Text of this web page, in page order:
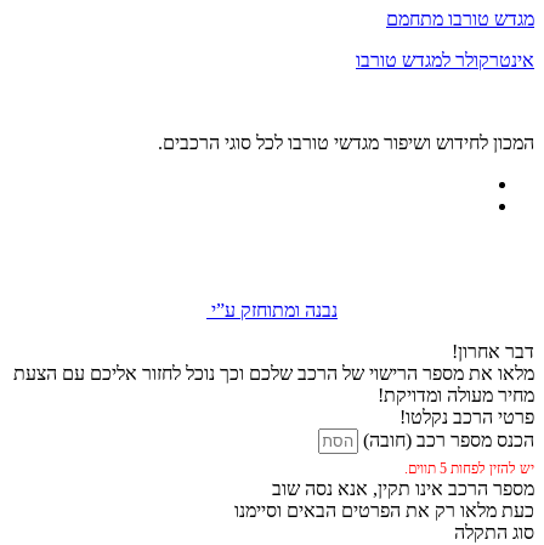
מגדש טורבו מתחמם
אינטרקולר למגדש טורבו
המכון לחידוש ושיפור מגדשי טורבו לכל סוגי הרכבים.
נבנה ומתוחזק ע”י
דבר אחרון!
מלאו את מספר הרישוי של הרכב שלכם וכך נוכל לחזור אליכם עם הצעת
מחיר מעולה ומדויקת!
פרטי הרכב נקלטו!
הכנס מספר רכב (חובה)
יש להזין לפחות 5 תווים.
מספר הרכב אינו תקין, אנא נסה שוב
כעת מלאו רק את הפרטים הבאים וסיימנו
סוג התקלה